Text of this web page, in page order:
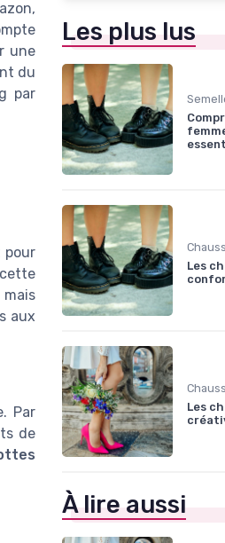
une
du
par
pour
mais
aux
Par
de
Les plus lus
Les
Les
À lire aussi